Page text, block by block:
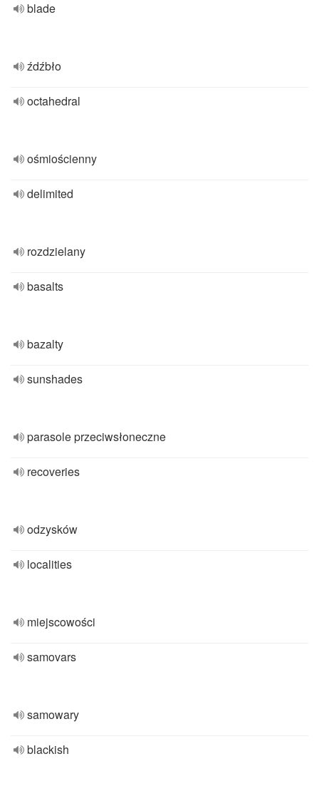
blade
źdźbło
octahedral
ośmiościenny
delimited
rozdzielany
basalts
bazalty
sunshades
parasole przeciwsłoneczne
recoveries
odzysków
localities
miejscowości
samovars
samowary
blackish